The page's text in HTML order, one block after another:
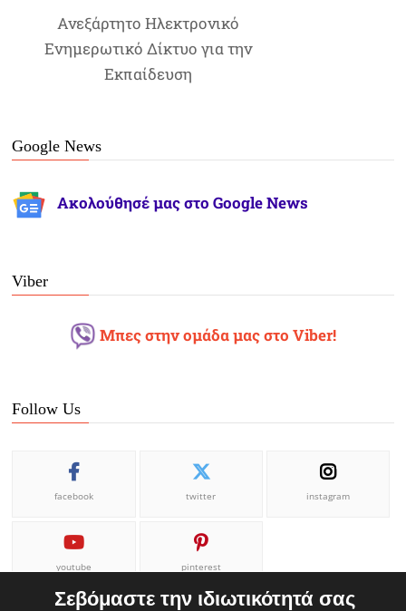
Ανεξάρτητο Ηλεκτρονικό
Ενημερωτικό Δίκτυο για την
Εκπαίδευση
Google News
Ακολούθησέ μας στο Google News
Viber
Μπες στην ομάδα μας στο Viber!
Follow Us
facebook twitter instagram
youtube pinterest
Σεβόμαστε την ιδιωτικότητά σας